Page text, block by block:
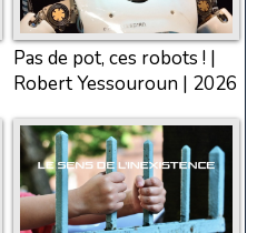
Pas de pot, ces robots ! |
Robert Yessouroun | 2026